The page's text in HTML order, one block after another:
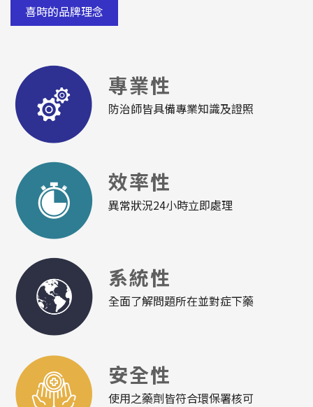
喜時的品牌理念
專業性
防治師皆具備專業知識及證照
效率性
異常狀況24小時立即處理
系統性
全面了解問題所在並對症下藥
安全性
使用之藥劑皆符合環保署核可